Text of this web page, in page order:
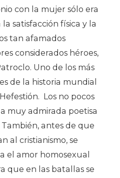
con la mujer sólo era
satisfacción física y la
tan afamados
considerados héroes,
Uno de los más
de la historia mundial
Los no pocos
muy admirada poetisa
También, antes de que
al cristianismo, se
el amor homosexual
que en las batallas se